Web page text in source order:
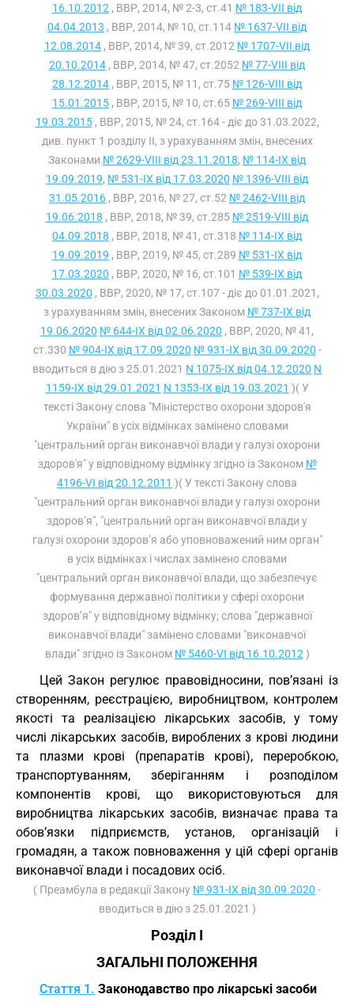
16.10.2012 , ВВР, 2014, № 2-3, ст.41 № 183-VII від
04.04.2013 , ВВР, 2014, № 10, ст.114 № 1637-VII від
12.08.2014 , ВВР, 2014, № 39, ст.2012 № 1707-VII від
20.10.2014 , ВВР, 2014, № 47, ст.2052 № 77-VIII від
28.12.2014 , ВВР, 2015, № 11, ст.75 № 126-VIII від
15.01.2015 , ВВР, 2015, № 10, ст.65 № 269-VIII від
19.03.2015, ВВР, 2015, № 24, ст.164 - діє до 31.03.2022,
див. пункт 1 розділу II, з урахуванням змін, внесених
Законами № 2629-VIII від 23.11.2018, № 114-IX від
19.09.2019, № 531-IX від 17.03.2020 № 1396-VIII від
31.05.2016 , ВВР, 2016, № 27, ст.52 № 2462-VIII від
19.06.2018 , ВВР, 2018, № 39, ст.285 № 2519-VIII від
04.09.2018 , ВВР, 2018, № 41, ст.318 № 114-IX від
19.09.2019 , ВВР, 2019, № 45, ст.289 № 531-IX від
17.03.2020 , ВВР, 2020, № 16, ст.101 № 539-IX від
30.03.2020 , ВВР, 2020, № 17, ст.107 - діє до 01.01.2021,
з урахуванням змін, внесених Законом № 737-IX від
19.06.2020 № 644-IX від 02.06.2020 , ВВР, 2020, № 41,
ст.330 № 904-IX від 17.09.2020 № 931-IX від 30.09.2020 -
вводиться в дію з 25.01.2021 N 1075-IX від 04.12.2020 N
1159-IX від 29.01.2021 N 1353-IX від 19.03.2021 )( У
тексті Закону слова "Міністерство охорони здоров'я
України" в усіх відмінках замінено словами
"центральний орган виконавчої влади у галузі охорони
здоров'я" у відповідному відмінку згідно із Законом №
4196-VI від 20.12.2011 )( У тексті Закону слова
"центральний орган виконавчої влади у галузі охорони
здоров’я", "центральний орган виконавчої влади у
галузі охорони здоров’я або уповноважений ним орган"
в усіх відмінках і числах замінено словами
"центральний орган виконавчої влади, що забезпечує
формування державної політики у сфері охорони
здоров’я" у відповідному відмінку; слова "державної
виконавчої влади" замінено словами "виконавчої
влади" згідно із Законом № 5460-VI від 16.10.2012 )
Цей Закон регулює правовідносини, пов’язані із
створенням, реєстрацією, виробництвом, контролем
якості та реалізацією лікарських засобів, у тому
числі лікарських засобів, вироблених з крові людини
та плазми крові (препаратів крові), переробкою,
транспортуванням, зберіганням і розподілом
компонентів крові, що використовуються для
виробництва лікарських засобів, визначає права та
обов’язки підприємств, установ, організацій і
громадян, а також повноваження у цій сфері органів
виконавчої влади і посадових осіб.
( Преамбула в редакції Закону № 931-IX від 30.09.2020 -
вводиться в дію з 25.01.2021 )
Розділ I
ЗАГАЛЬНІ ПОЛОЖЕННЯ
Стаття 1. Законодавство про лікарські засоби